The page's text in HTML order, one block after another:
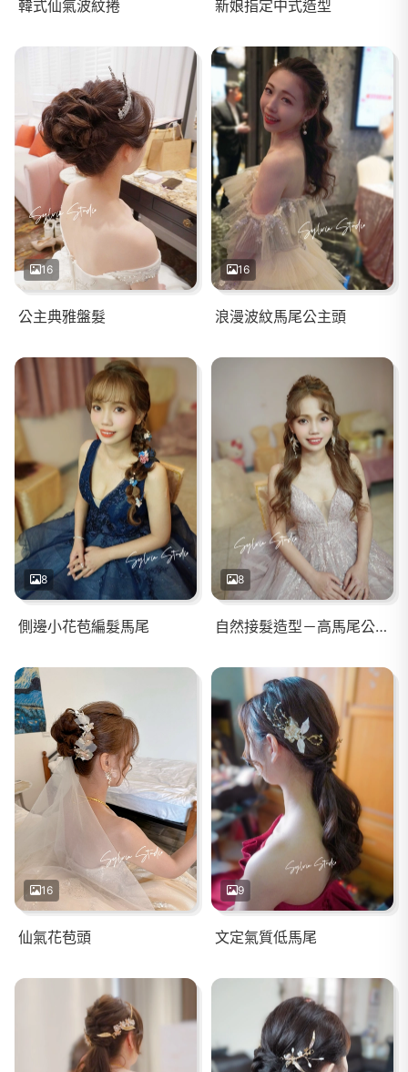
韓式仙氣波紋捲 新娘指定中式造型
16
公主典雅盤髮
16
浪漫波紋馬尾公主頭
8
側邊小花苞編髮馬尾
8
自然接髮造型－高馬尾公主頭
16
仙氣花苞頭
9
文定氣質低馬尾